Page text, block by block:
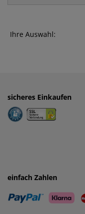
Ihre Auswahl:
sicheres Einkaufen
einfach Zahlen